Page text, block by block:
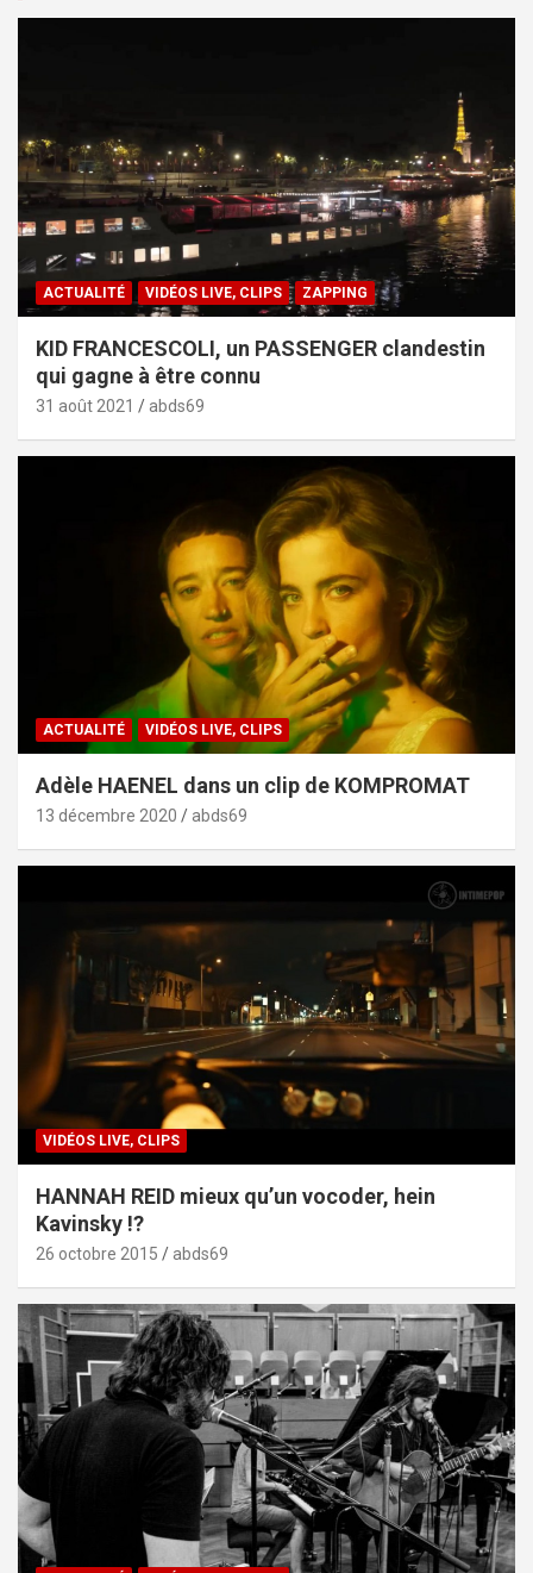
ACTUALITÉ VIDÉOS LIVE, CLIPS ZAPPING
KID FRANCESCOLI, un PASSENGER clandestin
qui gagne à être connu
31 août 2021 abds69
ACTUALITÉ VIDÉOS LIVE, CLIPS
Adèle HAENEL dans un clip de KOMPROMAT
13 décembre 2020 abds69
VIDÉOS LIVE, CLIPS
HANNAH REID mieux qu’un vocoder, hein
Kavinsky !?
26 octobre 2015 abds69